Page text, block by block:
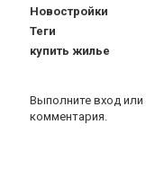
Новостройки
Теги
купить жилье
Выполните вход или
комментария.